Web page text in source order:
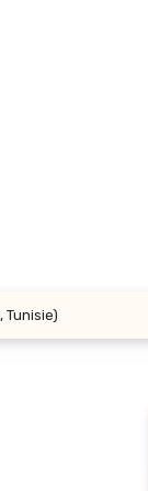
Tunisie)